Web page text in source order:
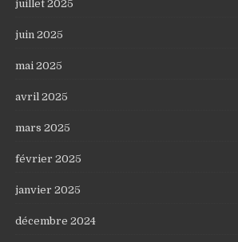
juillet 2025
juin 2025
mai 2025
avril 2025
mars 2025
février 2025
janvier 2025
décembre 2024